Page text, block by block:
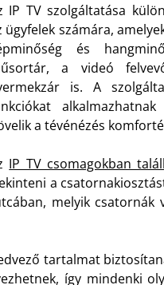
IP TV szolgáltatása
ügyfelek számára,
és
a videó
is. A
a tévénézés
IP TV csomagokban
a
melyik csatornák
tartalmat
így mindenki